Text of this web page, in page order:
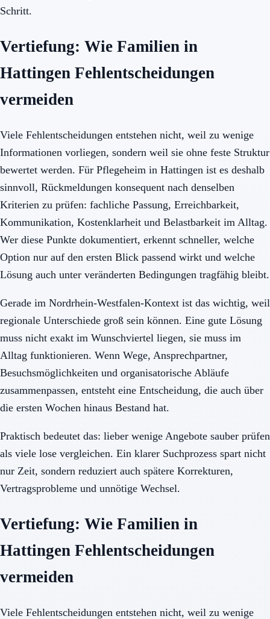
Schritt.
Vertiefung: Wie Familien in
Hattingen Fehlentscheidungen
vermeiden
Viele Fehlentscheidungen entstehen nicht, weil zu wenige
Informationen vorliegen, sondern weil sie ohne feste Struktur
bewertet werden. Für Pflegeheim in Hattingen ist es deshalb
sinnvoll, Rückmeldungen konsequent nach denselben
Kriterien zu prüfen: fachliche Passung, Erreichbarkeit,
Kommunikation, Kostenklarheit und Belastbarkeit im Alltag.
Wer diese Punkte dokumentiert, erkennt schneller, welche
Option nur auf den ersten Blick passend wirkt und welche
Lösung auch unter veränderten Bedingungen tragfähig bleibt.
Gerade im Nordrhein-Westfalen-Kontext ist das wichtig, weil
regionale Unterschiede groß sein können. Eine gute Lösung
muss nicht exakt im Wunschviertel liegen, sie muss im
Alltag funktionieren. Wenn Wege, Ansprechpartner,
Besuchsmöglichkeiten und organisatorische Abläufe
zusammenpassen, entsteht eine Entscheidung, die auch über
die ersten Wochen hinaus Bestand hat.
Praktisch bedeutet das: lieber wenige Angebote sauber prüfen
als viele lose vergleichen. Ein klarer Suchprozess spart nicht
nur Zeit, sondern reduziert auch spätere Korrekturen,
Vertragsprobleme und unnötige Wechsel.
Vertiefung: Wie Familien in
Hattingen Fehlentscheidungen
vermeiden
Viele Fehlentscheidungen entstehen nicht, weil zu wenige